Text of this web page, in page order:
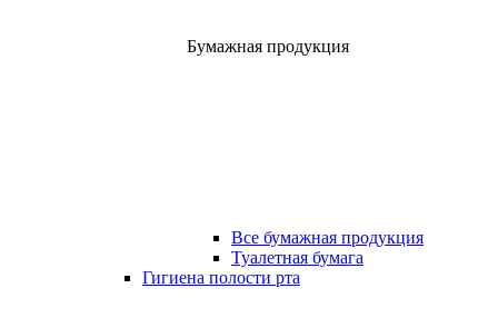
Бумажная продукция
Все бумажная продукция
Туалетная бумага
Гигиена полости рта